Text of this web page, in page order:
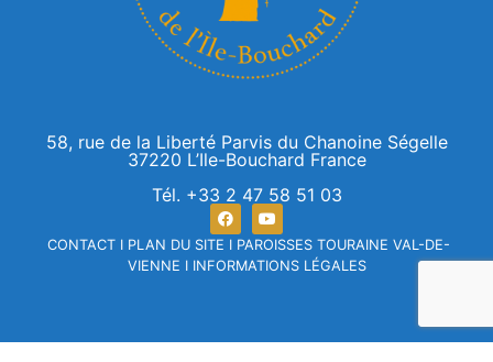
58, rue de la Liberté Parvis du Chanoine Ségelle
37220 L’Ile-Bouchard France
Tél. +33 2 47 58 51 03
CONTACT I PLAN DU SITE I PAROISSES TOURAINE VAL-DE-
VIENNE I INFORMATIONS LÉGALES